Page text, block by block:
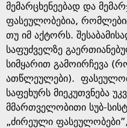
მემარცხენეებად და
ფასეულობებია,
თუ იმ აქტორს.
საფუძველზე
სიმყარით გამოირჩევა
ათწლეულები).
საფეხურს მიეკუთვნება
მმართველობითი სუბ-
„ძირეული